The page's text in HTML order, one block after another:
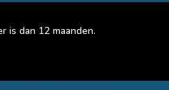
is dan 12 maanden.